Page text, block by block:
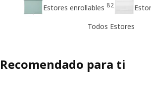
Estores enrollables 82
Todos Estores
Recomendado para ti